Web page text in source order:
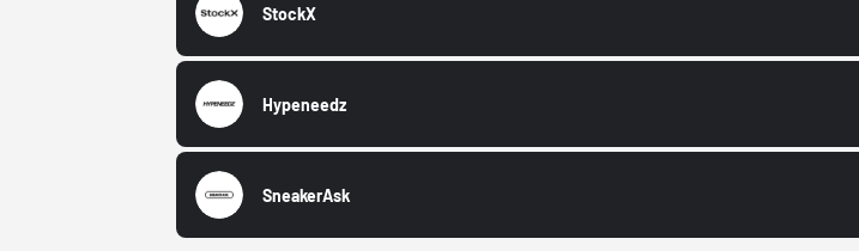
StockX
Hypeneedz
SneakerAsk